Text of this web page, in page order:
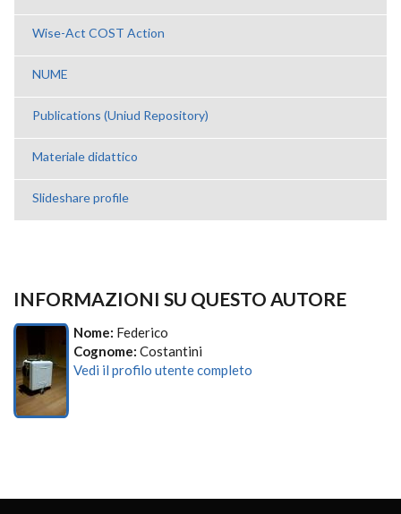
Wise-Act COST Action
NUME
Publications (Uniud Repository)
Materiale didattico
Slideshare profile
INFORMAZIONI SU QUESTO AUTORE
Nome: Federico
Cognome: Costantini
Vedi il profilo utente completo